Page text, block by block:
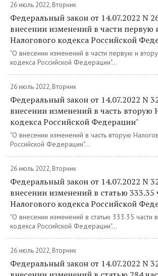
26 июль 2022, Вторник
Федеральный закон от 14.07.2022 N
внесении изменений в части первую
Налогового кодекса Российской
"О внесении изменений в части первую и
кодекса Российской Федерации"...
26 июль 2022, Вторник
Федеральный закон от 14.07.2022 N
внесении изменений в часть вторую
кодекса Российской Федерации"
"О внесении изменений в часть вторую
Российской Федерации"...
26 июль 2022, Вторник
Федеральный закон от 14.07.2022 N
внесении изменений в статью 333.35
Налогового кодекса Российской
"О внесении изменений в статью 333.35 части
кодекса Российской Федерации"...
26 июль 2022, Вторник
Федеральный закон от 14.07.2022 N